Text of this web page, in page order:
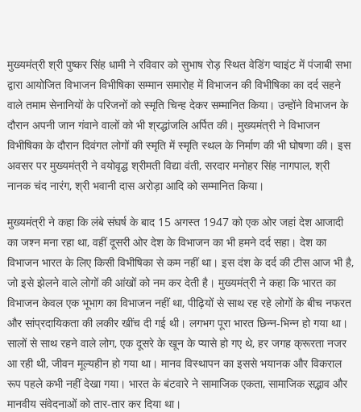
मुख्यमंत्री श्री पुष्कर सिंह धामी ने रविवार को सुभाष रोड़ स्थित वेडिंग प्वाइंट में पंजाबी सभा
द्वारा आयोजित विभाजन विभीषिका सम्मान समारोह में विभाजन की विभीषिका का दर्द सहने
वाले तमाम सेनानियों के परिजनों को स्मृति चिन्ह देकर सम्मानित किया। उन्होंने विभाजन के
दौरान अपनी जान गंवाने वालों को भी श्रद्धांजलि अर्पित की। मुख्यमंत्री ने विभाजन
विभीषिका के दौरान दिवंगत लोगों की स्मृति में स्मृति स्थल के निर्माण की भी घोषणा की। इस
अवसर पर मुख्यमंत्री ने वयोवृद्ध श्रीमती विद्या वंती, सरदार मनोहर सिंह नागपाल, श्री
नानक चंद नारंग, श्री भवानी दास अरोड़ा आदि को सम्मानित किया।
मुख्यमंत्री ने कहा कि लंबे संघर्ष के बाद 15 अगस्त 1947 को एक ओर जहां देश आजादी
का जश्न मना रहा था, वहीं दूसरी ओर देश के विभाजन का भी हमने दर्द सहा। देश का
विभाजन भारत के लिए किसी विभीषिका से कम नहीं था। इस दंश के दर्द की टीस आज भी है,
जो इसे झेलने वाले लोगों की आंखों को नम कर देती है। मुख्यमंत्री ने कहा कि भारत का
विभाजन केवल एक भूभाग का विभाजन नहीं था, पीढ़ियों से साथ रह रहे लोगों के बीच नफरत
और सांप्रदायिकता की लकीर खींच दी गई थी। लगभग पूरा भारत छिन्न-भिन्न हो गया था।
सालों से साथ रहने वाले लोग, एक दूसरे के खून के प्यासे हो गए थे, हर जगह क्रूरता नजर
आ रही थी, जीवन मूल्यहीन हो गया था। मानव विस्थापन का इससे भयानक और विकराल
रूप पहले कभी नहीं देखा गया। भारत के बंटवारे ने सामाजिक एकता, सामाजिक सद्भाव और
मानवीय संवेदनाओं को तार-तार कर दिया था।